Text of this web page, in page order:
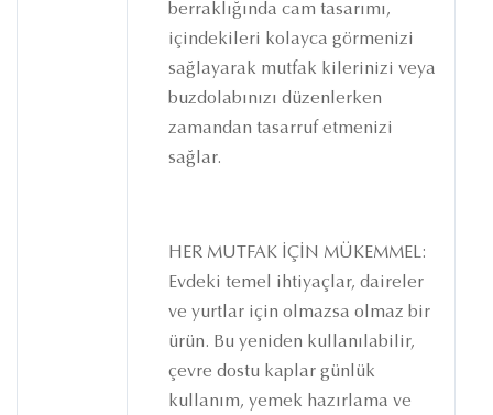
berraklığında cam tasarımı,
içindekileri kolayca görmenizi
sağlayarak mutfak kilerinizi veya
buzdolabınızı düzenlerken
zamandan tasarruf etmenizi
sağlar.
HER MUTFAK İÇİN MÜKEMMEL:
Evdeki temel ihtiyaçlar, daireler
ve yurtlar için olmazsa olmaz bir
ürün. Bu yeniden kullanılabilir,
çevre dostu kaplar günlük
kullanım, yemek hazırlama ve